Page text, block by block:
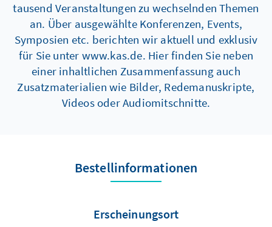
tausend Veranstaltungen zu wechselnden Themen
an. Über ausgewählte Konferenzen, Events,
Symposien etc. berichten wir aktuell und exklusiv
für Sie unter www.kas.de. Hier finden Sie neben
einer inhaltlichen Zusammenfassung auch
Zusatzmaterialien wie Bilder, Redemanuskripte,
Videos oder Audiomitschnitte.
Bestellinformationen
Erscheinungsort